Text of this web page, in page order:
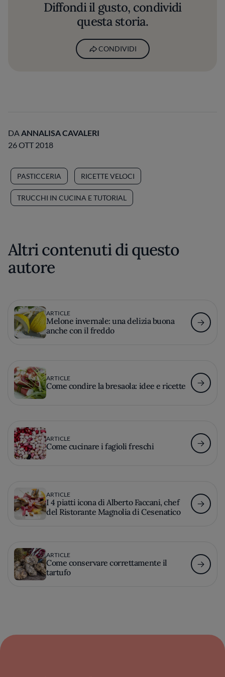
Diffondi il gusto, condividi
questa storia.
CONDIVIDI
DAANNALISA CAVALERI
26 OTT 2018
PASTICCERIA RICETTE VELOCI
TRUCCHI IN CUCINA E TUTORIAL
Altri contenuti di questo
autore
ARTICLE
Melone invernale: una delizia buona
anche con il freddo
ARTICLE
Come condire la bresaola: idee e ricette
ARTICLE
Come cucinare i fagioli freschi
ARTICLE
I 4 piatti icona di Alberto Faccani, chef
del Ristorante Magnolia di Cesenatico
ARTICLE
Come conservare correttamente il
tartufo